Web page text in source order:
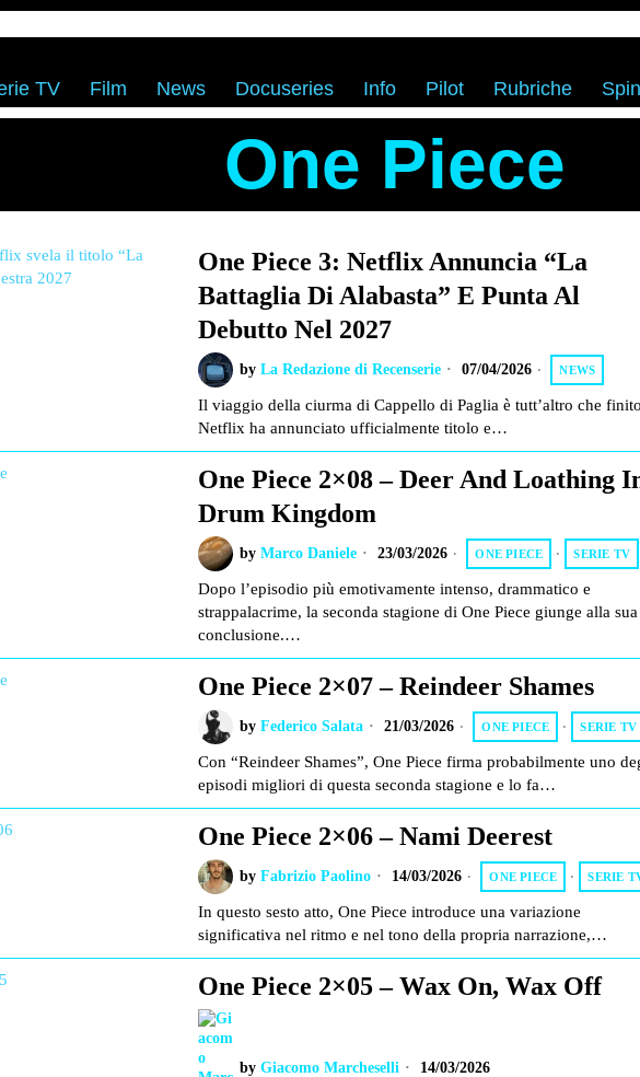
TV Film News Docuseries Info Pilot Rubriche
One Piece
One Piece 3: Netflix Annuncia “La
Battaglia Di Alabasta” E Punta Al
Debutto Nel 2027
by La Redazione di Recenserie 07/04/2026 NEWS
Il viaggio della ciurma di Cappello di Paglia è tutt’altro che
Netflix ha annunciato ufficialmente titolo e…
One Piece 2×08 – Deer And Loathing
Drum Kingdom
by Marco Daniele 23/03/2026 ONE PIECE · SERIE TV
Dopo l’episodio più emotivamente intenso, drammatico e
strappalacrime, la seconda stagione di One Piece giunge alla sua
conclusione.…
One Piece 2×07 – Reindeer Shames
by Federico Salata 21/03/2026 ONE PIECE · SERIE TV
Con “Reindeer Shames”, One Piece firma probabilmente uno
episodi migliori di questa seconda stagione e lo fa…
One Piece 2×06 – Nami Deerest
by Fabrizio Paolino 14/03/2026 ONE PIECE · SERIE
In questo sesto atto, One Piece introduce una variazione
significativa nel ritmo e nel tono della propria narrazione,…
One Piece 2×05 – Wax On, Wax Off
by Giacomo Marcheselli 14/03/2026